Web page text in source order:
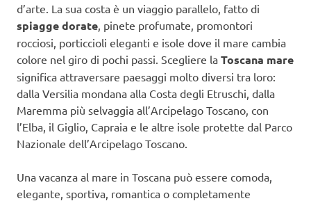
d’arte. La sua costa è un viaggio parallelo, fatto di
spiagge dorate, pinete profumate, promontori
rocciosi, porticcioli eleganti e isole dove il mare cambia
colore nel giro di pochi passi. Scegliere la Toscana mare
significa attraversare paesaggi molto diversi tra loro:
dalla Versilia mondana alla Costa degli Etruschi, dalla
Maremma più selvaggia all’Arcipelago Toscano, con
l’Elba, il Giglio, Capraia e le altre isole protette dal Parco
Nazionale dell’Arcipelago Toscano.
Una vacanza al mare in Toscana può essere comoda,
elegante, sportiva, romantica o completamente